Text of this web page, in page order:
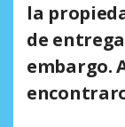
la
de
embargo.